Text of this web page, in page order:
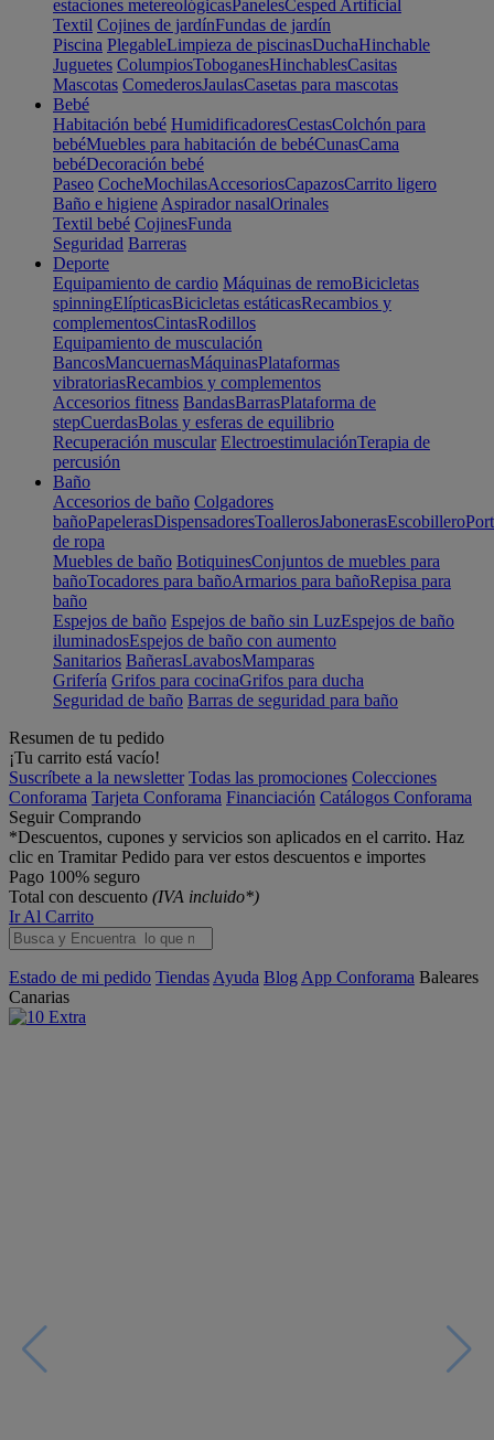
estaciones metereológicasPanelesCesped Artificial
Textil Cojines de jardínFundas de jardín
Piscina PlegableLimpieza de piscinasDuchaHinchable
Juguetes ColumpiosToboganesHinchablesCasitas
Mascotas ComederosJaulasCasetas para mascotas
Bebé
Habitación bebé HumidificadoresCestasColchón para
bebéMuebles para habitación de bebéCunasCama
bebéDecoración bebé
Paseo CocheMochilasAccesoriosCapazosCarrito ligero
Baño e higiene Aspirador nasalOrinales
Textil bebé CojinesFunda
Seguridad Barreras
Deporte
Equipamiento de cardio Máquinas de remoBicicletas
spinningElípticasBicicletas estáticasRecambios y
complementosCintasRodillos
Equipamiento de musculación
BancosMancuernasMáquinasPlataformas
vibratoriasRecambios y complementos
Accesorios fitness BandasBarrasPlataforma de
stepCuerdasBolas y esferas de equilibrio
Recuperación muscular ElectroestimulaciónTerapia de
percusión
Baño
Accesorios de baño Colgadores
bañoPapelerasDispensadoresToallerosJabonerasEscobillero
de ropa
Muebles de baño BotiquinesConjuntos de muebles para
bañoTocadores para bañoArmarios para bañoRepisa para
baño
Espejos de baño Espejos de baño sin LuzEspejos de baño
iluminadosEspejos de baño con aumento
Sanitarios BañerasLavabosMamparas
Grifería Grifos para cocinaGrifos para ducha
Seguridad de baño Barras de seguridad para baño
Resumen de tu pedido
¡Tu carrito está vacío!
Suscríbete a la newsletter Todas las promociones Colecciones
Conforama Tarjeta Conforama Financiación Catálogos Conforama
Seguir Comprando
*Descuentos, cupones y servicios son aplicados en el carrito. Haz
clic en Tramitar Pedido para ver estos descuentos e importes
Pago 100% seguro
Total con descuento (IVA incluido*)
Ir Al Carrito
Estado de mi pedido Tiendas Ayuda Blog App Conforama Baleares
Canarias